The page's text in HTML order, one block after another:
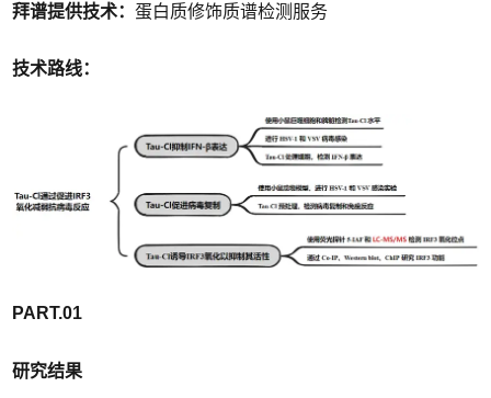
拜谱提供技术：蛋白质修饰质谱检测服务
技术路线：
PART.01
研究结果